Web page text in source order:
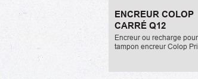
ENCREUR COLOP
CARRÉ Q12
Encreur ou recharge pour
tampon encreur Colop
6,00 €